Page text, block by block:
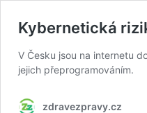
Kybernetická
V Česku jsou na internetu
jejich přeprogramováním.
zdravezpravy.cz